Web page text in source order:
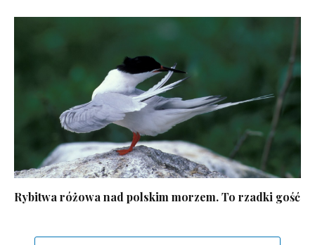
Rybitwa różowa nad polskim morzem. To rzadki gość